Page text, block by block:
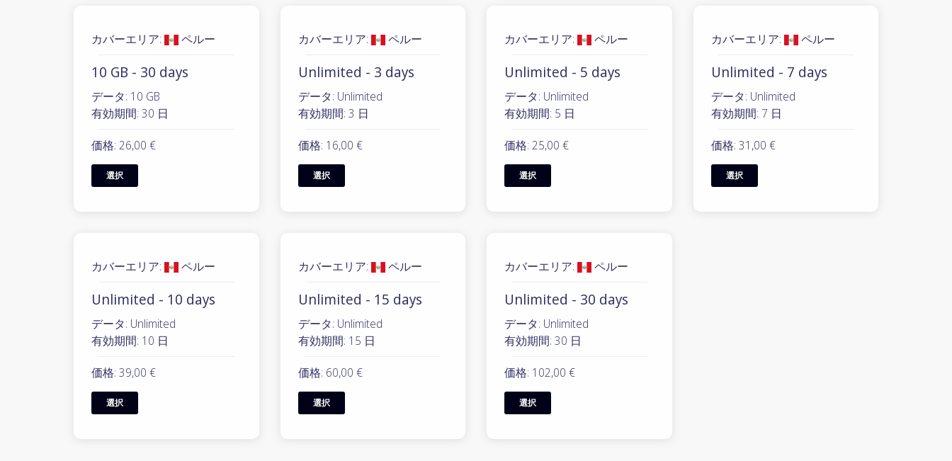
カバーエリア: ペルー
10 GB - 30 days
データ: 10 GB
有効期間: 30 日
価格: 26,00 €
選択
カバーエリア: ペルー
Unlimited - 3 days
データ: Unlimited
有効期間: 3 日
価格: 16,00 €
選択
カバーエリア: ペルー
Unlimited - 5 days
データ: Unlimited
有効期間: 5 日
価格: 25,00 €
選択
カバーエリア: ペルー
Unlimited - 7 days
データ: Unlimited
有効期間: 7 日
価格: 31,00 €
選択
カバーエリア: ペルー
Unlimited - 10 days
データ: Unlimited
有効期間: 10 日
価格: 39,00 €
選択
カバーエリア: ペルー
Unlimited - 15 days
データ: Unlimited
有効期間: 15 日
価格: 60,00 €
選択
カバーエリア: ペルー
Unlimited - 30 days
データ: Unlimited
有効期間: 30 日
価格: 102,00 €
選択